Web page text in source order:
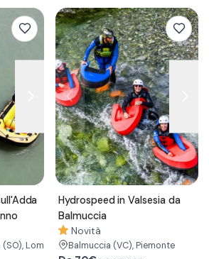
(SO), Lombardia
Hydrospeed in Valsesia da
Balmuccia
Novità
Balmuccia (VC), Piemonte